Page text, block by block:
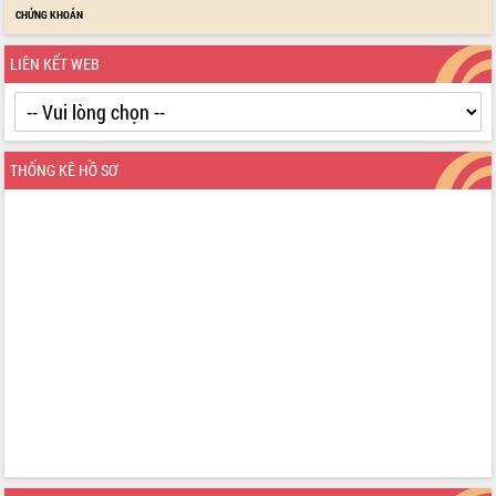
Đại hội Thi đua yêu nước tỉnh Đắk Lắk lần thứ I
(2025-2030)
Đồng chí Lương Nguyễn Minh Triết được chỉ định
làm Bí thư Tỉnh ủy Đắk Lắk nhiệm kỳ 2025 – 2030
Tập trung triển khai các giải pháp sản xuất nông
nghiệp bền vững, phát thải thấp
Tọa đàm kỷ niệm 95 năm Ngày thành lập Hội Liên
Tăng cường các giải pháp nhằm phát triển hiệu
CHỨNG KHOÁN
LIÊN KẾT WEB
THỐNG KÊ HỒ SƠ